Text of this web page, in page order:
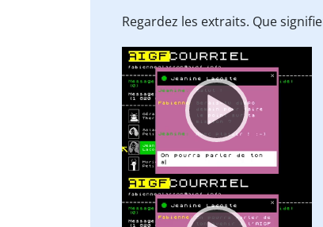
Regardez les extraits. Que
Video
Player
Video
Player